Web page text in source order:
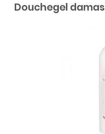
Douchegel